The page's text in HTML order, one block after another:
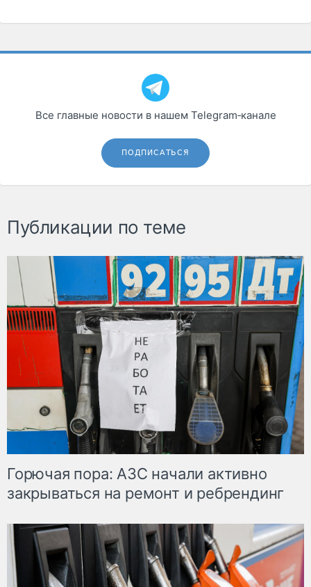
Все главные новости в нашем Telegram‑канале
ПОДПИСАТЬСЯ
Публикации по теме
Горючая пора: АЗС начали активно
закрываться на ремонт и ребрендинг